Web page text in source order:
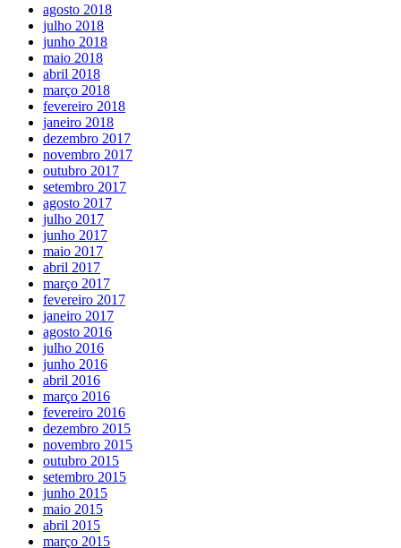
agosto 2018
julho 2018
junho 2018
maio 2018
abril 2018
março 2018
fevereiro 2018
janeiro 2018
dezembro 2017
novembro 2017
outubro 2017
setembro 2017
agosto 2017
julho 2017
junho 2017
maio 2017
abril 2017
março 2017
fevereiro 2017
janeiro 2017
agosto 2016
julho 2016
junho 2016
abril 2016
março 2016
fevereiro 2016
dezembro 2015
novembro 2015
outubro 2015
setembro 2015
junho 2015
maio 2015
abril 2015
março 2015